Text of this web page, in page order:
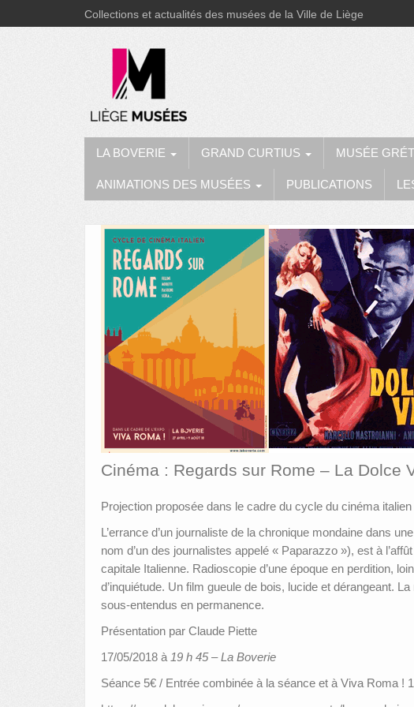
Collections et actualités des musées de la Ville de Liège
LA BOVERIE GRAND CURTIUS MUSÉE
ANIMATIONS DES MUSÉES PUBLICATIONS
Cinéma : Regards sur Rome – La Dolce
Projection proposée dans le cadre du cycle du cinéma
L’errance d’un journaliste de la chronique mondaine dans
nom d’un des journalistes appelé « Paparazzo »), est à
capitale Italienne. Radioscopie d’une époque en perdition,
d’inquiétude. Un film gueule de bois, lucide et dérangeant.
sous-entendus en permanence.
Présentation par Claude Piette
17/05/2018 à 19 h 45 – La Boverie
Séance 5€ / Entrée combinée à la séance et à Viva Roma !